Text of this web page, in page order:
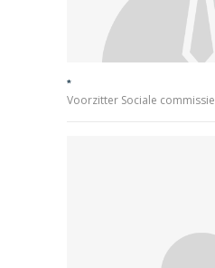
*
Voorzitter Sociale commissie